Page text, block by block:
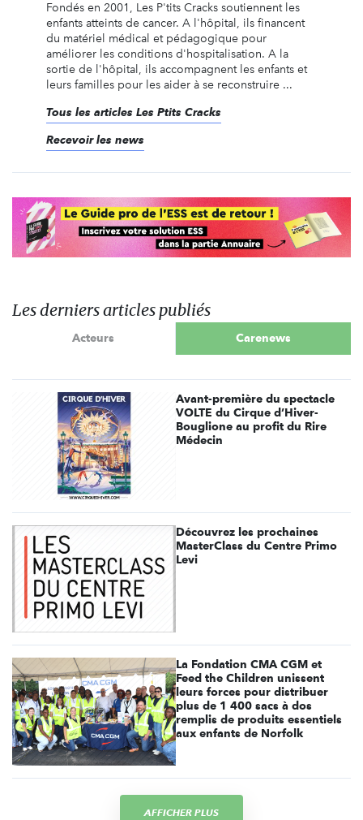
Fondés en 2001, Les P'tits Cracks soutiennent les
enfants atteints de cancer. A l'hôpital, ils financent
du matériel médical et pédagogique pour
améliorer les conditions d'hospitalisation. A la
sortie de l'hôpital, ils accompagnent les enfants et
leurs familles pour les aider à se reconstruire ...
Tous les articles Les Ptits Cracks
Recevoir les news
Les derniers articles publiés
Acteurs Carenews
Avant-première du spectacle
VOLTE du Cirque d’Hiver-
Bouglione au profit du Rire
Médecin
Découvrez les prochaines
MasterClass du Centre Primo
Levi
La Fondation CMA CGM et
Feed the Children unissent
leurs forces pour distribuer
plus de 1 400 sacs à dos
remplis de produits essentiels
aux enfants de Norfolk
AFFICHER PLUS